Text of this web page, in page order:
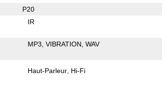
P20
IR
MP3 VIBRATION WAV
Haut-Parleur Hi-Fi